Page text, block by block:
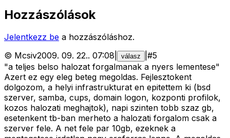
Hozzászólások
Jelentkezz be a hozzászóláshoz.
© Mcsiv2009. 09. 22.. 07:08 válasz #5
"a teljes belso halozat forgalmanak a nyers lementese"
Azert ez egy eleg beteg megoldas. Fejlesztokent
dolgozom, a helyi infrastrukturat en epitettem ki (bsd
szerver, samba, cups, domain logon, kozponti profilok,
kozos halozati meghajtok), napi szinten tobb szaz gb,
esetenkent tb-ban merheto a halozati forgalom csak a
szerver fele. A net fele par 10gb, ezeknek a